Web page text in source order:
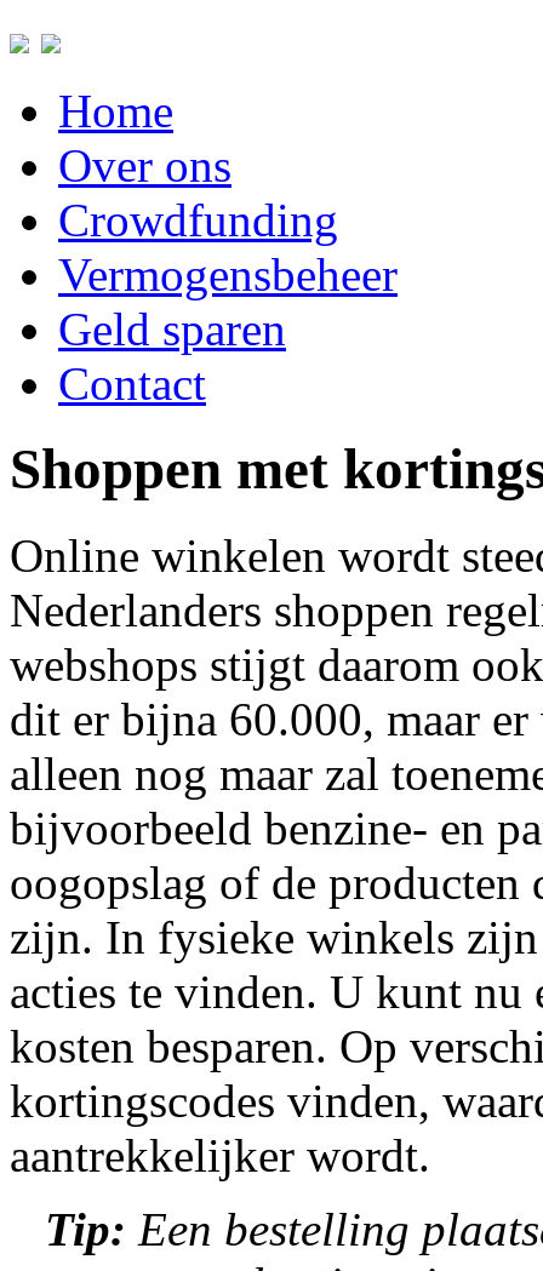
Home
Over ons
Crowdfunding
Vermogensbeheer
Geld sparen
Contact
Shoppen met
Online winkelen wordt
Nederlanders shoppen
webshops stijgt daarom
dit er bijna 60.000, maar
alleen nog maar zal
bijvoorbeeld benzine- en
oogopslag of de
zijn. In fysieke winkels
acties te vinden. U kunt
kosten besparen. Op
kortingscodes vinden,
aantrekkelijker wordt.
Tip: Een bestelling